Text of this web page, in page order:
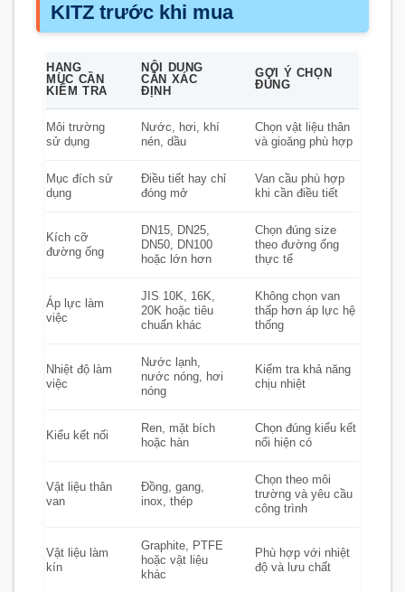
KITZ trước khi mua
HẠNG
MỤC CẦN
KIỂM TRA
NỘI DUNG
CẦN XÁC
ĐỊNH
GỢI Ý CHỌN
ĐÚNG
Môi trường
sử dụng
Nước, hơi, khí
nén, dầu
Chọn vật liệu thân
và gioăng phù hợp
Mục đích sử
dụng
Điều tiết hay chỉ
đóng mở
Van cầu phù hợp
khi cần điều tiết
Kích cỡ
đường ống
DN15, DN25,
DN50, DN100
hoặc lớn hơn
Chọn đúng size
theo đường ống
thực tế
Áp lực làm
việc
JIS 10K, 16K,
20K hoặc tiêu
chuẩn khác
Không chọn van
thấp hơn áp lực hệ
thống
Nhiệt độ làm
việc
Nước lạnh,
nước nóng, hơi
nóng
Kiểm tra khả năng
chịu nhiệt
Kiểu kết nối
Ren, mặt bích
hoặc hàn
Chọn đúng kiểu kết
nối hiện có
Vật liệu thân
van
Đồng, gang,
inox, thép
Chọn theo môi
trường và yêu cầu
công trình
Vật liệu làm
kín
Graphite, PTFE
hoặc vật liệu
khác
Phù hợp với nhiệt
độ và lưu chất